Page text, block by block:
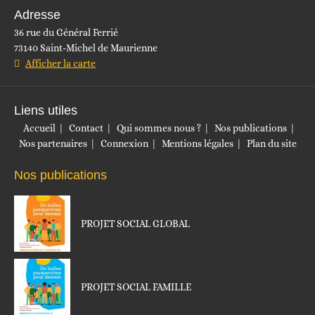
Adresse
36 rue du Général Ferrié
73140 Saint-Michel de Maurienne
Afficher la carte
Liens utiles
Accueil Contact Qui sommes nous ?
Nos publications
Nos partenaires
Connexion Mentions légales Plan du site
Nos publications
PROJET SOCIAL GLOBAL
PROJET SOCIAL FAMILLE